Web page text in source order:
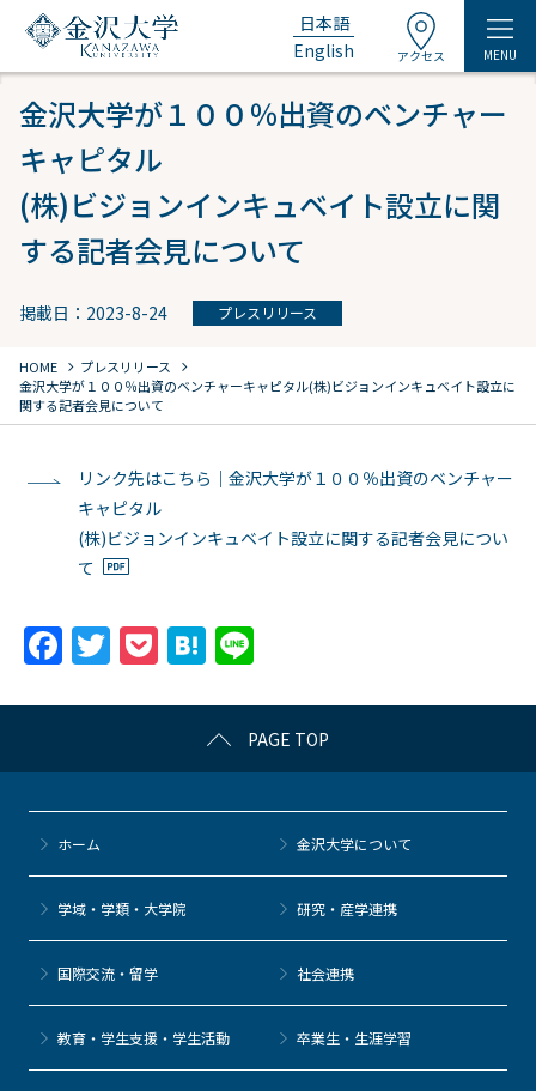
日本語
English
アクセス MENU
金沢大学が１００％出資のベンチャー
キャピタル
(株)ビジョンインキュベイト設立に関
する記者会見について
掲載日：2023-8-24 プレスリリース
HOME chevron_right プレスリリース chevron_right
金沢大学が１００％出資のベンチャーキャピタル(株)ビジョンインキュベイト設立に
関する記者会見について
リンク先はこちら｜金沢大学が１００％出資のベンチャー
キャピタル
(株)ビジョンインキュベイト設立に関する記者会見につい
て
F
c
e
b
o
o
k
T
itt
er
P
c
k
et
H
e
n
a
e
PAGE TOP
ホーム 金沢大学について
学域・学類・大学院 研究・産学連携
国際交流・留学 社会連携
教育・学生支援・学生活動 卒業生・生涯学習